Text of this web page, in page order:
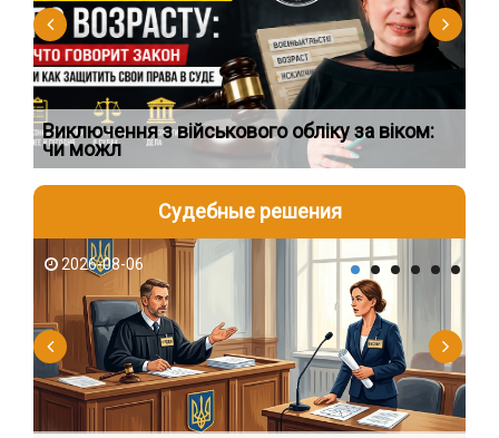
Виключення з військового обліку за віком:
чи можл
Судебные решения
2026-08-06